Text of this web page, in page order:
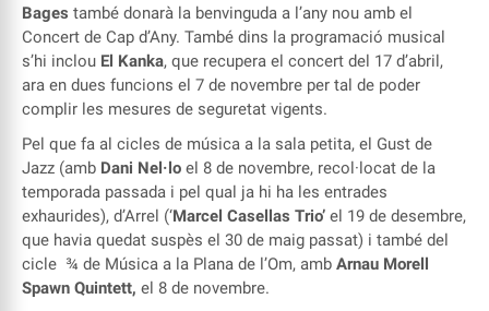
Bages també donarà la benvinguda a l’any nou amb el
Concert de Cap d’Any. També dins la programació musical
s’hi inclou El Kanka, que recupera el concert del 17 d’abril,
ara en dues funcions el 7 de novembre per tal de poder
complir les mesures de seguretat vigents.
Pel que fa al cicles de música a la sala petita, el Gust de
Jazz (amb Dani Nel·lo el 8 de novembre, recol·locat de la
temporada passada i pel qual ja hi ha les entrades
exhaurides), d’Arrel (‘Marcel Casellas Trio’ el 19 de desembre,
que havia quedat suspès el 30 de maig passat) i també del
cicle ¾ de Música a la Plana de l’Om, amb Arnau Morell
Spawn Quintett, el 8 de novembre.